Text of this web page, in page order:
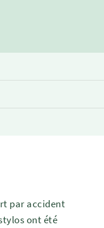
par accident
ont été